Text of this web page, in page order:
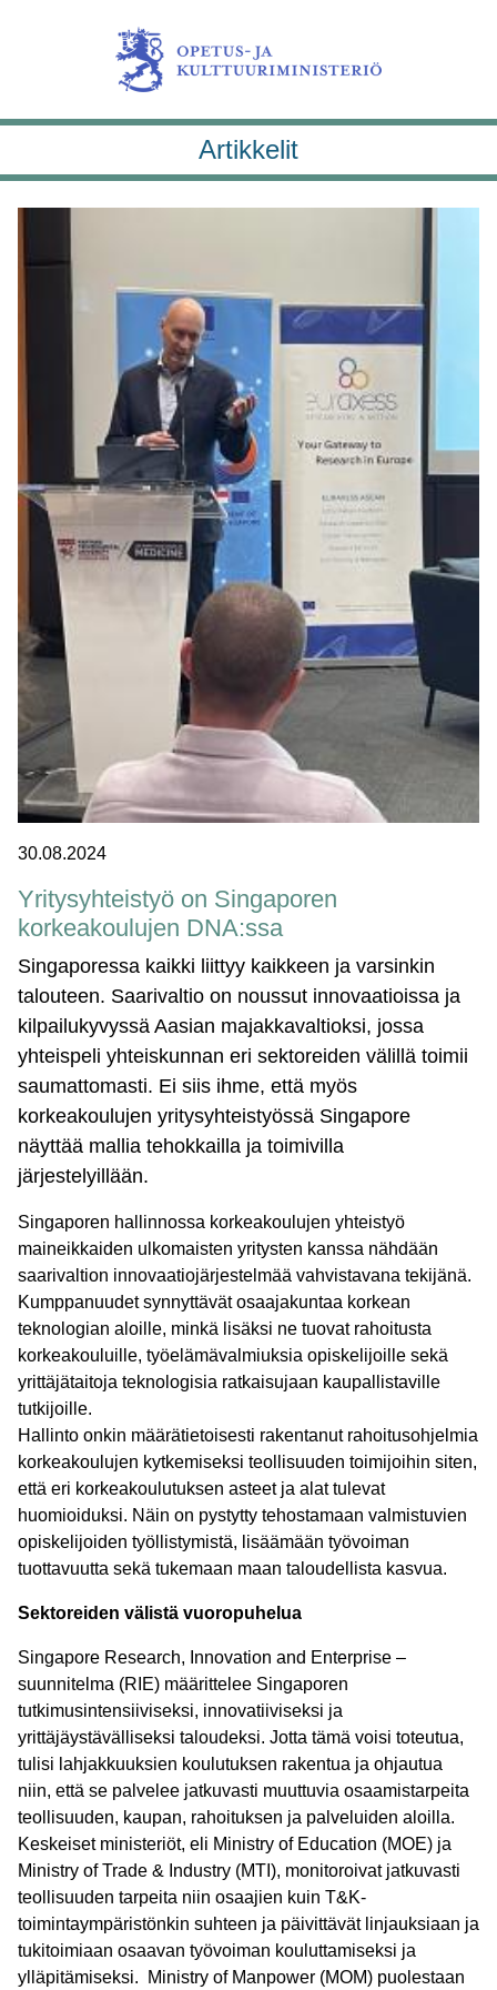
Artikkelit
30.08.2024
Yritysyhteistyö on Singaporen
korkeakoulujen DNA:ssa
Singaporessa kaikki liittyy kaikkeen ja varsinkin
talouteen. Saarivaltio on noussut innovaatioissa ja
kilpailukyvyssä Aasian majakkavaltioksi, jossa
yhteispeli yhteiskunnan eri sektoreiden välillä toimii
saumattomasti. Ei siis ihme, että myös
korkeakoulujen yritysyhteistyössä Singapore
näyttää mallia tehokkailla ja toimivilla
järjestelyillään.
Singaporen hallinnossa korkeakoulujen yhteistyö
maineikkaiden ulkomaisten yritysten kanssa nähdään
saarivaltion innovaatiojärjestelmää vahvistavana tekijänä.
Kumppanuudet synnyttävät osaajakuntaa korkean
teknologian aloille, minkä lisäksi ne tuovat rahoitusta
korkeakouluille, työelämävalmiuksia opiskelijoille sekä
yrittäjätaitoja teknologisia ratkaisujaan kaupallistaville
tutkijoille.
Hallinto onkin määrätietoisesti rakentanut rahoitusohjelmia
korkeakoulujen kytkemiseksi teollisuuden toimijoihin siten,
että eri korkeakoulutuksen asteet ja alat tulevat
huomioiduksi. Näin on pystytty tehostamaan valmistuvien
opiskelijoiden työllistymistä, lisäämään työvoiman
tuottavuutta sekä tukemaan maan taloudellista kasvua.
Sektoreiden välistä vuoropuhelua
Singapore Research, Innovation and Enterprise –
suunnitelma (RIE) määrittelee Singaporen
tutkimusintensiiviseksi, innovatiiviseksi ja
yrittäjäystävälliseksi taloudeksi. Jotta tämä voisi toteutua,
tulisi lahjakkuuksien koulutuksen rakentua ja ohjautua
niin, että se palvelee jatkuvasti muuttuvia osaamistarpeita
teollisuuden, kaupan, rahoituksen ja palveluiden aloilla.
Keskeiset ministeriöt, eli Ministry of Education (MOE) ja
Ministry of Trade & Industry (MTI), monitoroivat jatkuvasti
teollisuuden tarpeita niin osaajien kuin T&K-
toimintaympäristönkin suhteen ja päivittävät linjauksiaan ja
tukitoimiaan osaavan työvoiman kouluttamiseksi ja
ylläpitämiseksi. Ministry of Manpower (MOM) puolestaan